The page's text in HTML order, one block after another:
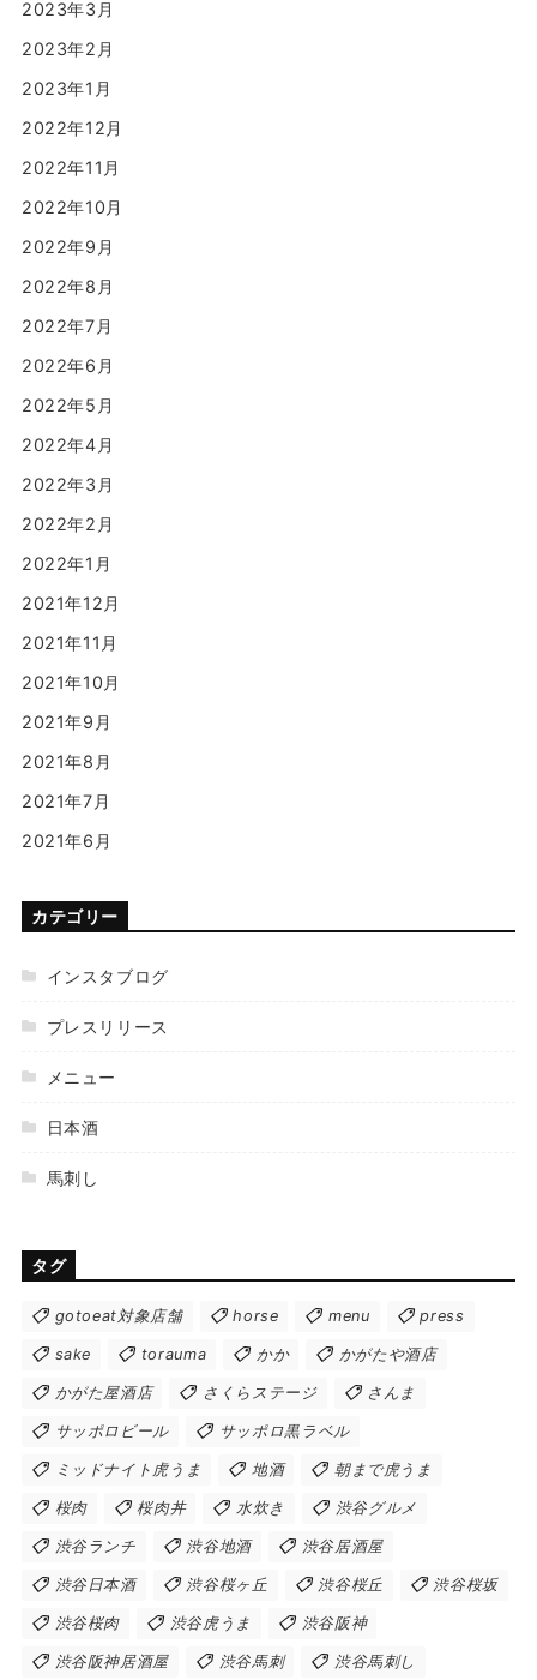
2023年3月
2023年2月
2023年1月
2022年12月
2022年11月
2022年10月
2022年9月
2022年8月
2022年7月
2022年6月
2022年5月
2022年4月
2022年3月
2022年2月
2022年1月
2021年12月
2021年11月
2021年10月
2021年9月
2021年8月
2021年7月
2021年6月
カテゴリー
インスタブログ
プレスリリース
メニュー
日本酒
馬刺し
タグ
gotoeat対象店舗 horse menu press
sake torauma かか かがたや酒店
かがた屋酒店 さくらステージ さんま
サッポロビール サッポロ黒ラベル
ミッドナイト虎うま 地酒 朝まで虎うま
桜肉 桜肉丼 水炊き 渋谷グルメ
渋谷ランチ 渋谷地酒 渋谷居酒屋
渋谷日本酒 渋谷桜ヶ丘 渋谷桜丘 渋谷桜坂
渋谷桜肉 渋谷虎うま 渋谷阪神
渋谷阪神居酒屋 渋谷馬刺 渋谷馬刺し